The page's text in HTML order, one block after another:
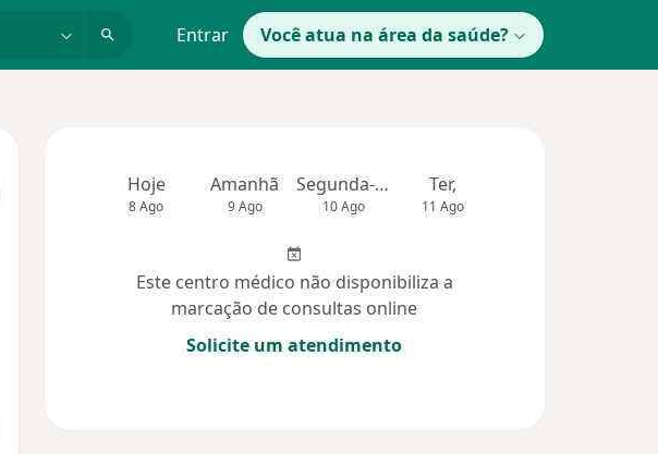
Entrar Você atua na área da saúde?
Hoje
8 Ago
Amanhã
9 Ago
Segunda-feira
10 Ago
Ter,
11 Ago
Este centro médico não disponibiliza a
marcação de consultas online
Solicite um atendimento